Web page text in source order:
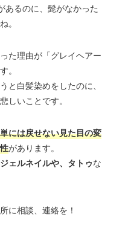
あるのに、髭がなかった
。
た理由が「グレイヘアー
。
と白髪染めをしたのに、
しいことです。
には戻せない見た目の変
があります。
ジェルネイルや、タトゥな
に相談、連絡を！